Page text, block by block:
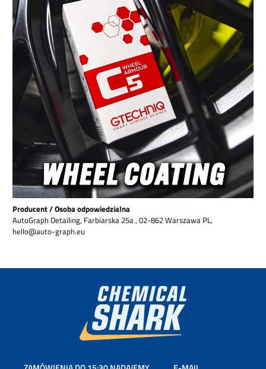
Producent / Osoba odpowiedzialna
AutoGraph Detailing, Farbiarska 25a , 02-862 Warszawa PL,
hello@auto-graph.eu